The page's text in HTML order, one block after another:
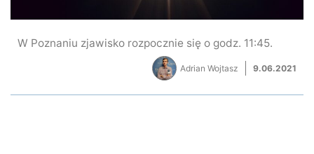
W Poznaniu zjawisko rozpocznie się o godz. 11:45.
Adrian Wojtasz 9.06.2021